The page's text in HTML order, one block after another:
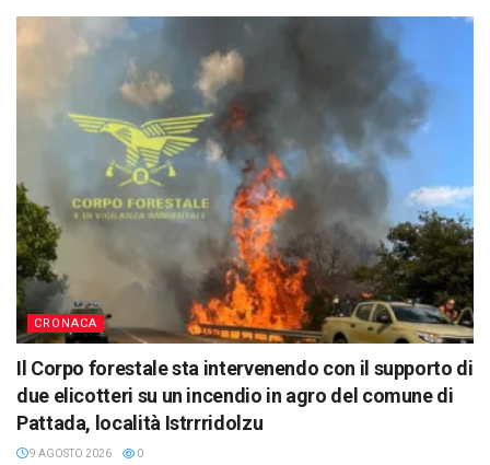
CRONACA
Il Corpo forestale sta intervenendo con il supporto di
due elicotteri su un incendio in agro del comune di
Pattada, località Istrrridolzu
9 AGOSTO 2026 0